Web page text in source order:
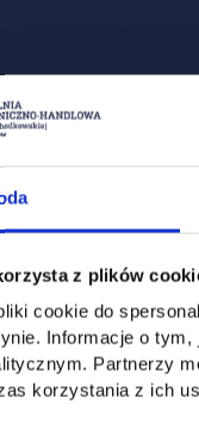
z plików
cookie do
Informacje o
Partnerzy
korzystania z ich